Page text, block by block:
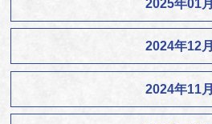
2025年01月
2024年12月
2024年11月